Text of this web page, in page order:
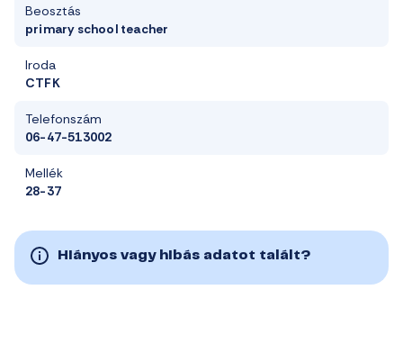
Beosztás
primary school teacher
Iroda
CTFK
Telefonszám
06-47-513002
Mellék
28-37
Hiányos vagy hibás adatot talált?